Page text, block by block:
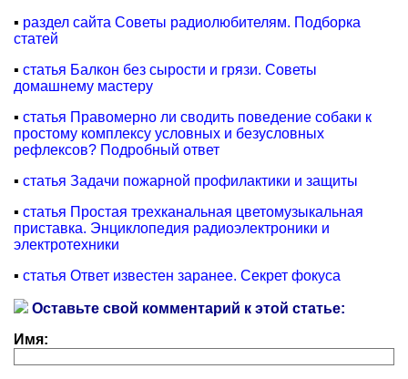
▪ раздел сайта Советы радиолюбителям. Подборка
статей
▪ статья Балкон без сырости и грязи. Советы
домашнему мастеру
▪ статья Правомерно ли сводить поведение собаки к
простому комплексу условных и безусловных
рефлексов? Подробный ответ
▪ статья Задачи пожарной профилактики и защиты
▪ статья Простая трехканальная цветомузыкальная
приставка. Энциклопедия радиоэлектроники и
электротехники
▪ статья Ответ известен заранее. Секрет фокуса
Оставьте свой комментарий к этой статье:
Имя: